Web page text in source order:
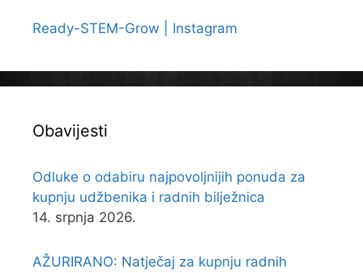
Ready-STEM-Grow | Instagram
Obavijesti
Odluke o odabiru najpovoljnijih ponuda za
kupnju udžbenika i radnih bilježnica
14. srpnja 2026.
AŽURIRANO: Natječaj za kupnju radnih